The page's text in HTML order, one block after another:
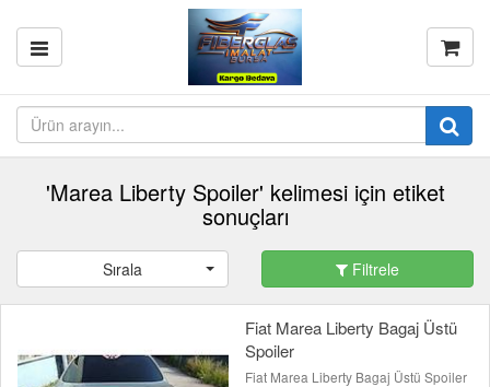
'Marea Liberty Spoiler' kelimesi için etiket
sonuçları
Sırala Filtrele
Fiat Marea Liberty Bagaj Üstü
Spoiler
Fiat Marea Liberty Bagaj Üstü Spoiler